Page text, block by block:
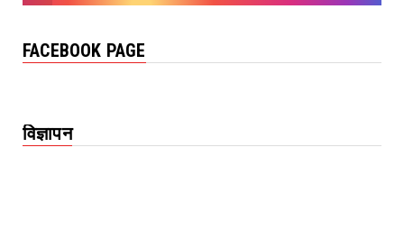
FACEBOOK PAGE
विज्ञापन